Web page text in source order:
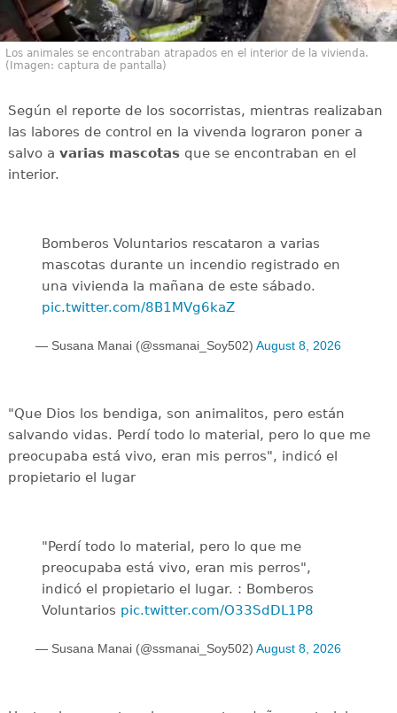
Los animales se encontraban atrapados en el interior de la vivienda.
(Imagen: captura de pantalla)
Según el reporte de los socorristas, mientras realizaban
las labores de control en la vivenda lograron poner a
salvo a varias mascotasque se encontraban en el
interior.
Bomberos Voluntarios rescataron a varias
mascotas durante un incendio registrado en
una vivienda la mañana de este sábado.
pic.twitter.com/8B1MVg6kaZ
— Susana Manai (@ssmanai_Soy502) August 8, 2026
"Que Dios los bendiga, son animalitos, pero están
salvando vidas. Perdí todo lo material, pero lo que me
preocupaba está vivo, eran mis perros", indicó el
propietario el lugar
"Perdí todo lo material, pero lo que me
preocupaba está vivo, eran mis perros",
indicó el propietario el lugar. : Bomberos
Voluntarios pic.twitter.com/O33SdDL1P8
— Susana Manai (@ssmanai_Soy502) August 8, 2026